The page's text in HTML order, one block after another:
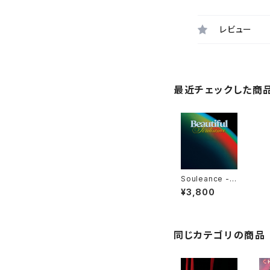
レビュー
最近チェックした商
Souleance - B
eautiful "2LP"
¥3,800
同じカテゴリの商品